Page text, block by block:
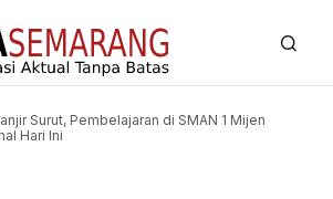
Surut, Pembelajaran di SMAN 1 Mijen
Hari Ini